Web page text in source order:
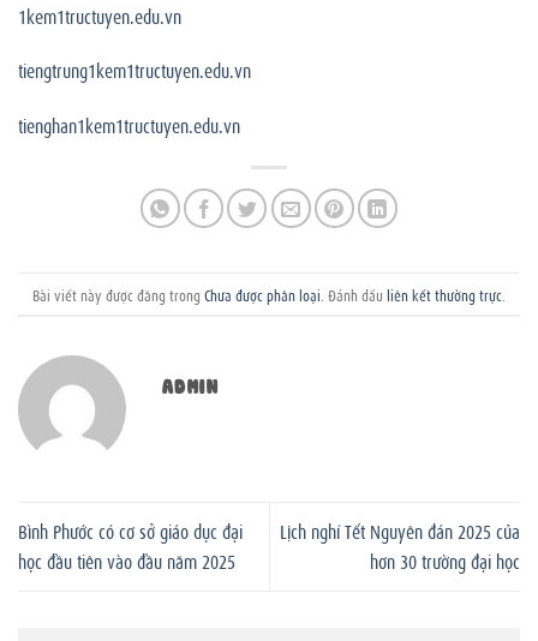
1kem1tructuyen.edu.vn
tiengtrung1kem1tructuyen.edu.vn
tienghan1kem1tructuyen.edu.vn
Bài viết này được đăng trong Chưa được phân loại . Đánh dấu liên kết thường trực
ADMIN
Bình Phước có cơ sở giáo dục đại
học đầu tiên vào đầu năm 2025
Lịch nghỉ Tết Nguyên đán 2025 của
hơn 30 trường đại học